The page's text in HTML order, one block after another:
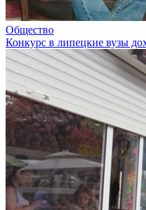
Общество
Конкурс в липецкие вузы